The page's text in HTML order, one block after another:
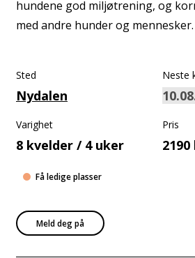
hundene god miljøtrening, og
med andre hunder og mennesker.
Sted
Nydalen
Neste
Varighet
8 kvelder / 4 uker
Pris
Meld deg på
Få ledige plasser